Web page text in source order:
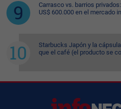
Carrasco vs. barrios
US$ 600.000 en el mercado
Starbucks Japón y la
que el café (el producto se